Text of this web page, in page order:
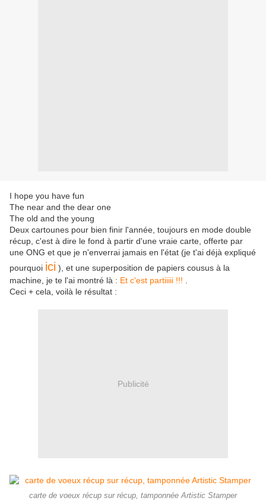
I hope you have fun
The near and the dear one
The old and the young
Deux cartounes pour bien finir l'année, toujours en mode double
récup, c'est à dire le fond à partir d'une vraie carte, offerte par
une ONG et que je n'enverrai jamais en l'état (je t'ai déjà expliqué
pourquoi ici ), et une superposition de papiers cousus à la
machine, je te l'ai montré là : Et c'est partiiiii !!!
Ceci + cela, voilà le résultat :
Publicité
carte de voeux récup sur récup, tamponnée Artistic Stamper